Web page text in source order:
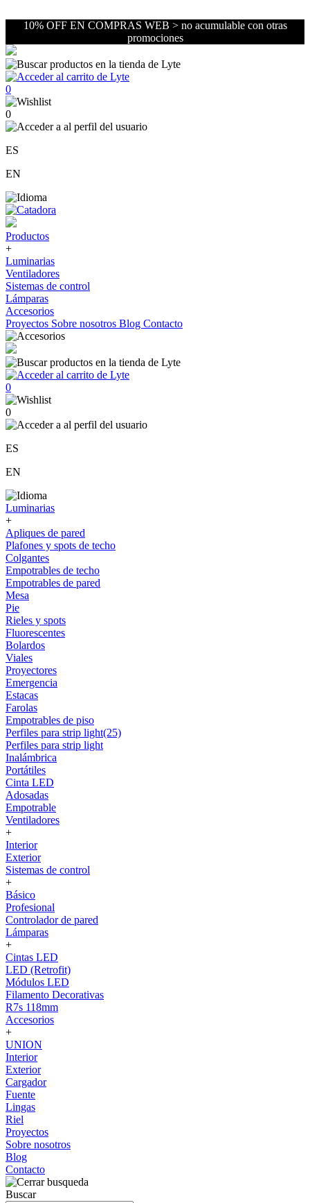
10% OFF EN COMPRAS WEB > no acumulable con otras
promociones
0
0
ES
EN
Productos
+
Luminarias
Ventiladores
Sistemas de control
Lámparas
Accesorios
Proyectos Sobre nosotros Blog Contacto
0
0
ES
EN
Luminarias
+
Apliques de pared
Plafones y spots de techo
Colgantes
Empotrables de techo
Empotrables de pared
Mesa
Pie
Rieles y spots
Fluorescentes
Bolardos
Viales
Proyectores
Emergencia
Estacas
Farolas
Empotrables de piso
Perfiles para strip light(25)
Perfiles para strip light
Inalámbrica
Portátiles
Cinta LED
Adosadas
Empotrable
Ventiladores
+
Interior
Exterior
Sistemas de control
+
Básico
Profesional
Controlador de pared
Lámparas
+
Cintas LED
LED (Retrofit)
Módulos LED
Filamento Decorativas
R7s 118mm
Accesorios
+
UNION
Interior
Exterior
Cargador
Fuente
Lingas
Riel
Proyectos
Sobre nosotros
Blog
Contacto
Buscar